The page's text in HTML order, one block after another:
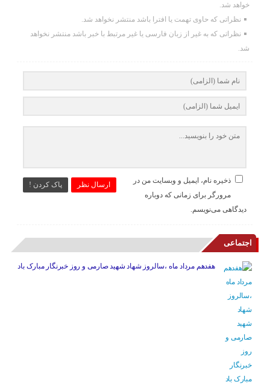
خواهد شد.
نظراتی که حاوی تهمت یا افترا باشد منتشر نخواهد شد.
نظراتی که به غیر از زبان فارسی یا غیر مرتبط با خبر باشد منتشر نخواهد
شد.
ارسال نظر پاک کردن !
ذخیره نام، ایمیل و وبسایت من در
مرورگر برای زمانی که دوباره
دیدگاهی می‌نویسم.
اجتماعی
هفدهم مرداد ماه ،سالروز شهاد شهید صارمی و روز خبرنگار مبارک باد